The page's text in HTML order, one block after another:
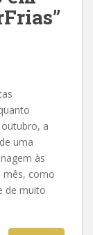
a
uma
às
mês, como
de muito